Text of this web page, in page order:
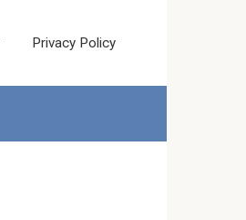
Privacy Policy